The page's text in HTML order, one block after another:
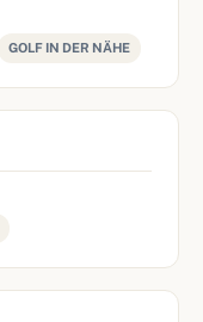
GOLF IN DER NÄHE